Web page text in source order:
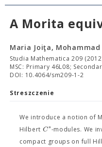
A Morita
Maria Joiţa, Mohammad
Studia Mathematica 209
MSC: Primary 46L08;
DOI: 10.4064/sm209-1-2
Streszczenie
We introduce a notion of
Hilbert C∗-modules. We
compact groups on full